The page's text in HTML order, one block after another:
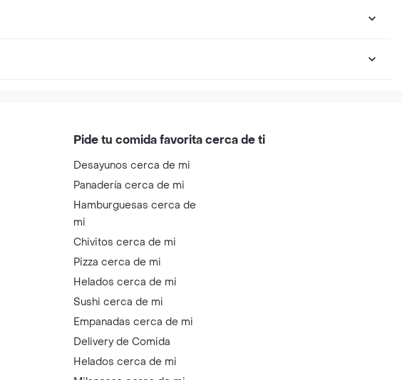
Pide tu comida favorita cerca de ti
Desayunos cerca de mi
Panadería cerca de mi
Hamburguesas cerca de
mi
Chivitos cerca de mi
Pizza cerca de mi
Helados cerca de mi
Sushi cerca de mi
Empanadas cerca de mi
Delivery de Comida
Helados cerca de mi